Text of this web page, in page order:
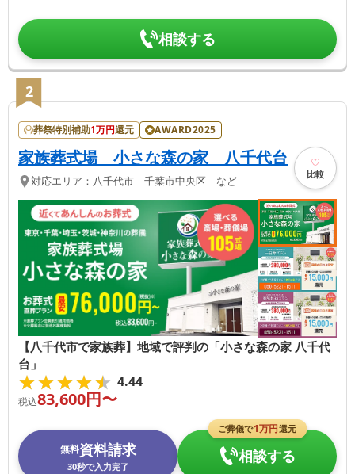
相談する
2
葬祭特別補助1万円還元 AWARD2025
家族葬式場 小さな森の家 八千代台
対応エリア： 八千代市 千葉市中央区 など 比較
【八千代市で家族葬】地域で評判の「小さな森の家 八千代
台」
★★★★★
★★★★★ 4.44
税込83,600円〜
無料資料請求
30秒で入力完了
ご葬儀で1万円還元
相談する